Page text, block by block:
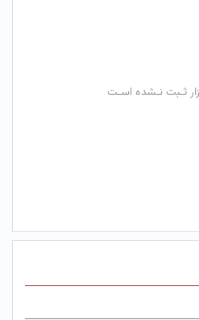
ثـبت نـشده اسـت